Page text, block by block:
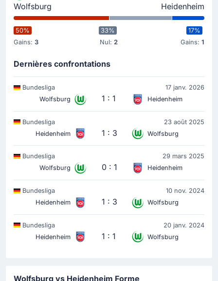
26'
Marnon Busch
16'
Maximilian Arnold
L'arbitre sort un carton jaune pour Maximilian Arnold
(VfL Wolfsbourg).
Le début du match
Wolfsburg Heidenheim
50%
Gains: 3
33%
Nul:2
17%
Gains: 1
Dernières confrontations
Bundesliga
17 janv. 2026
Wolfsburg
1 : 1 Heidenheim
Bundesliga
23 août 2025
Heidenheim
1 : 3 Wolfsburg
Bundesliga
29 mars 2025
Wolfsburg
0 : 1 Heidenheim
Bundesliga
10 nov. 2024
Heidenheim
1 : 3 Wolfsburg
Bundesliga
20 janv. 2024
Heidenheim
1 : 1 Wolfsburg
Wolfsburg vs Heidenheim Forme